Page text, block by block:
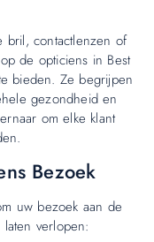
contactlenzen of
de opticiens in Best
bieden. Ze begrijpen
gezondheid en
om elke klant
Bezoek
uw bezoek aan de
verlopen: